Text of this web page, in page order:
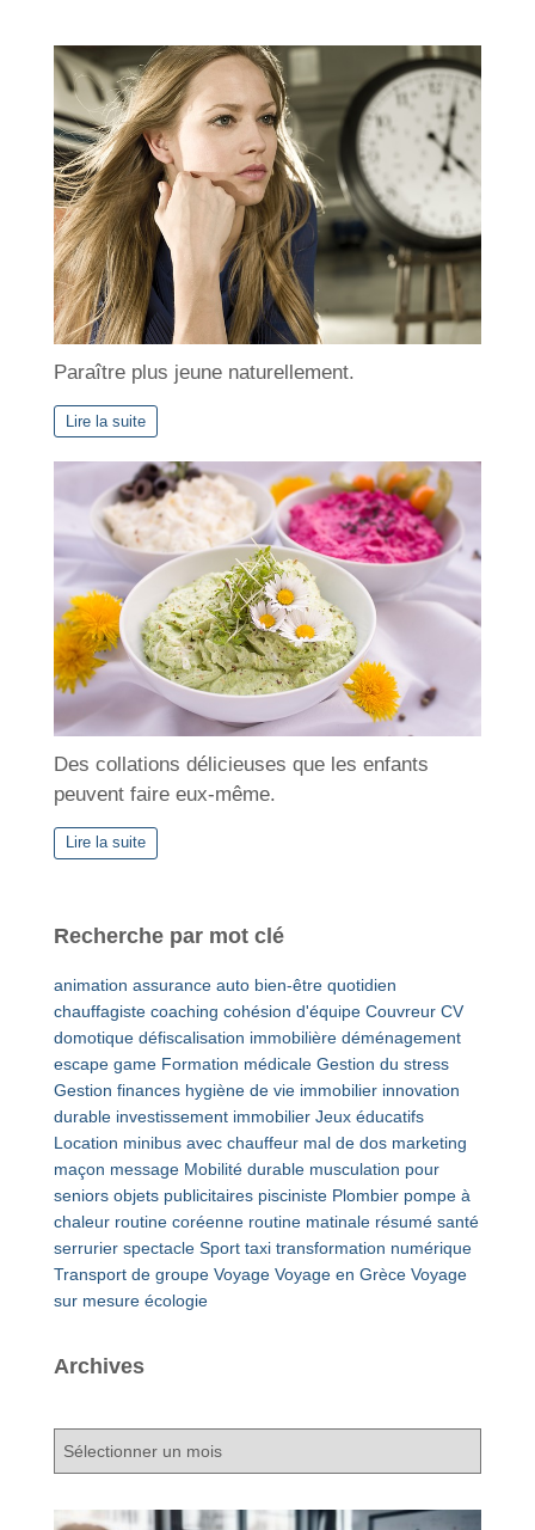
Paraître plus jeune naturellement.
Lire la suite
Des collations délicieuses que les enfants
peuvent faire eux-même.
Lire la suite
Recherche par mot clé
animation assurance auto bien-être quotidien
chauffagiste coaching cohésion d'équipe Couvreur CV
domotique défiscalisation immobilière déménagement
escape game Formation médicale Gestion du stress
Gestion finances hygiène de vie immobilier innovation
durable investissement immobilier Jeux éducatifs
Location minibus avec chauffeur mal de dos marketing
maçon message Mobilité durable musculation pour
seniors objets publicitaires pisciniste Plombier pompe à
chaleur routine coréenne routine matinale résumé santé
serrurier spectacle Sport taxi transformation numérique
Transport de groupe Voyage Voyage en Grèce Voyage
sur mesure écologie
Archives
A
c